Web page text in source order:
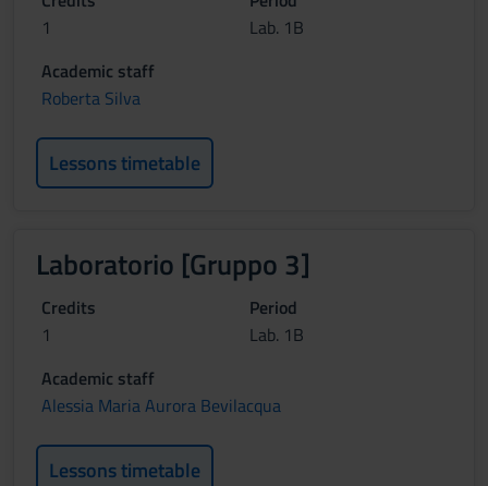
1
Lab. 1B
Academic staff
Roberta Silva
Lessons timetable
Laboratorio [Gruppo 3]
Credits
1
Period
Lab. 1B
Academic staff
Alessia Maria Aurora Bevilacqua
Lessons timetable